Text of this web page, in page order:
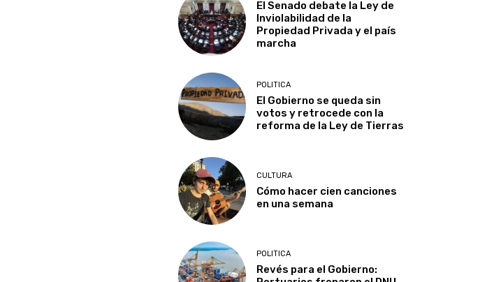
El Senado debate la Ley de
Inviolabilidad de la
Propiedad Privada y el país
marcha
POLITICA
El Gobierno se queda sin
votos y retrocede con la
reforma de la Ley de Tierras
CULTURA
Cómo hacer cien canciones
en una semana
POLITICA
Revés para el Gobierno: